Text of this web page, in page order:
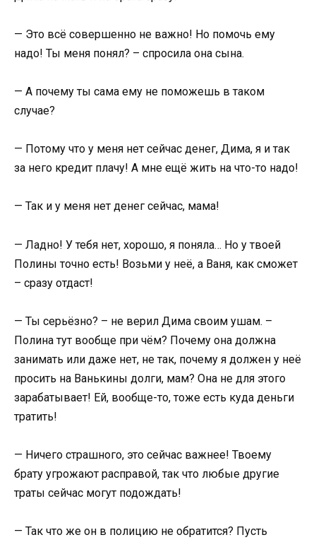
— Это всё совершенно не важно! Но помочь ему
надо! Ты меня понял? – спросила она сына.
— А почему ты сама ему не поможешь в таком
случае?
— Потому что у меня нет сейчас денег, Дима, я и так
за него кредит плачу! А мне ещё жить на что-то надо!
— Так и у меня нет денег сейчас, мама!
— Ладно! У тебя нет, хорошо, я поняла… Но у твоей
Полины точно есть! Возьми у неё, а Ваня, как сможет
– сразу отдаст!
— Ты серьёзно? – не верил Дима своим ушам. –
Полина тут вообще при чём? Почему она должна
занимать или даже нет, не так, почему я должен у неё
просить на Ванькины долги, мам? Она не для этого
зарабатывает! Ей, вообще-то, тоже есть куда деньги
тратить!
— Ничего страшного, это сейчас важнее! Твоему
брату угрожают расправой, так что любые другие
траты сейчас могут подождать!
— Так что же он в полицию не обратится? Пусть